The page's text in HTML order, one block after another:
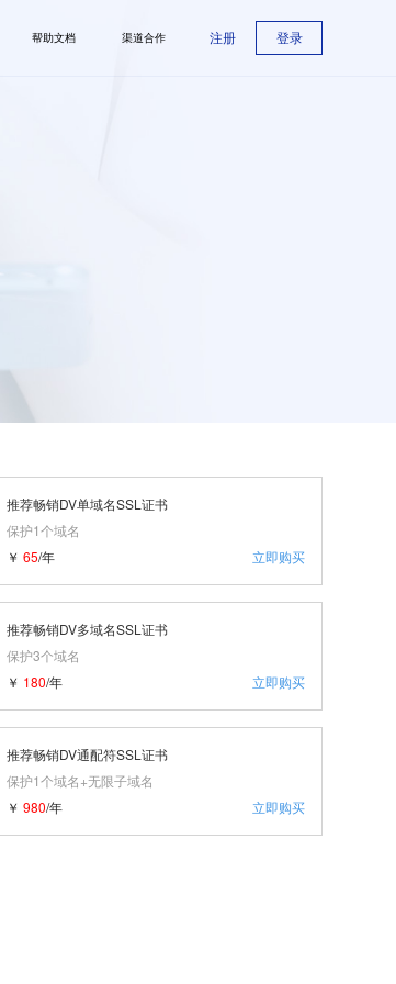
帮助文档 渠道合作 注册 登录
推荐畅销DV单域名SSL证书
保护1个域名
立即购买
￥ 65/年
推荐畅销DV多域名SSL证书
保护3个域名
立即购买
￥ 180/年
推荐畅销DV通配符SSL证书
保护1个域名+无限子域名
立即购买
￥ 980/年